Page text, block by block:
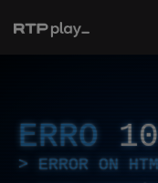
ERRO
ERROR ON